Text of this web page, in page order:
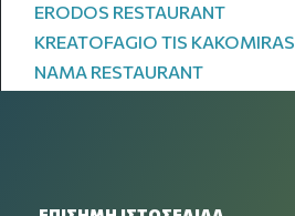
ERODOS RESTAURANT
KREATOFAGIO TIS KAKOMIRAS
NAMA RESTAURANT